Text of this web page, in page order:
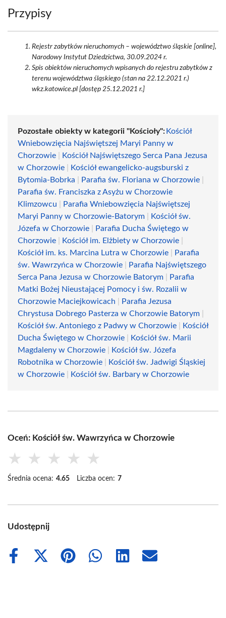
Przypisy
Rejestr zabytków nieruchomych – województwo śląskie [online],
Narodowy Instytut Dziedzictwa, 30.09.2024 r.
Spis obiektów nieruchomych wpisanych do rejestru zabytków z
terenu województwa śląskiego (stan na 22.12.2021 r.)
wkz.katowice.pl [dostęp 25.12.2021 r.]
Pozostałe obiekty w kategorii "Kościoły": Kościół
Wniebowzięcia Najświętszej Maryi Panny w
Chorzowie
Kościół Najświętszego Serca Pana Jezusa
w Chorzowie
Kościół ewangelicko-augsburski z
Bytomia-Bobrka
Parafia św. Floriana w Chorzowie
Parafia św. Franciszka z Asyżu w Chorzowie
Klimzowcu
Parafia Wniebowzięcia Najświętszej
Maryi Panny w Chorzowie-Batorym
Kościół św.
Józefa w Chorzowie
Parafia Ducha Świętego w
Chorzowie
Kościół im. Elżbiety w Chorzowie
Kościół im. ks. Marcina Lutra w Chorzowie
Parafia
św. Wawrzyńca w Chorzowie
Parafia Najświętszego
Serca Pana Jezusa w Chorzowie Batorym
Parafia
Matki Bożej Nieustającej Pomocy i św. Rozalii w
Chorzowie Maciejkowicach
Parafia Jezusa
Chrystusa Dobrego Pasterza w Chorzowie Batorym
Kościół św. Antoniego z Padwy w Chorzowie
Kościół
Ducha Świętego w Chorzowie
Kościół św. Marii
Magdaleny w Chorzowie
Kościół św. Józefa
Robotnika w Chorzowie
Kościół św. Jadwigi Śląskiej
w Chorzowie
Kościół św. Barbary w Chorzowie
Oceń: Kościół św. Wawrzyńca w Chorzowie
★ ★ ★ ★ ★
Średnia ocena: 4.65 Liczba ocen: 7
Udostępnij
Share
Share
Share
Share
Share
Share